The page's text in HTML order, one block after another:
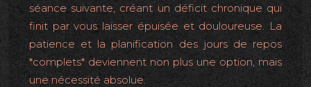
séance suivante, créant un déficit chronique qui
finit par vous laisser épuisée et douloureuse. La
patience et la planification des jours de repos
*complets* deviennent non plus une option, mais
une nécessité absolue.